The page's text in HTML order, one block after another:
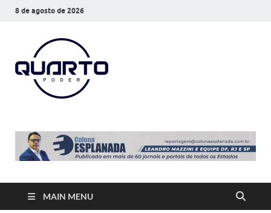
8 de agosto de 2026
MAIN MENU